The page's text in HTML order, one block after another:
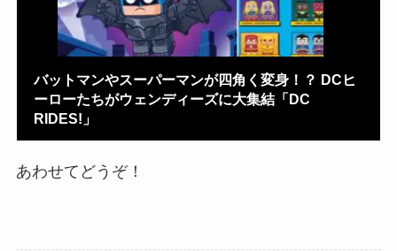
バットマンやスーパーマンが四角く変身！？ DCヒ
ーローたちがウェンディーズに大集結「DC
RIDES!」
あわせてどうぞ！